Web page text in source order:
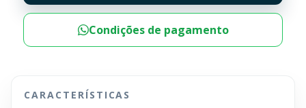
Condições de pagamento
CARACTERÍSTICAS